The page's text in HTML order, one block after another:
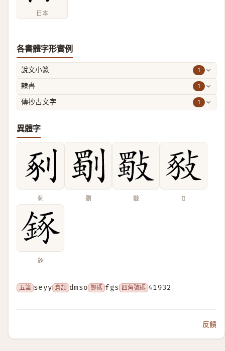
日本
各書體字形實例
說文小篆 1
隸書 1
傳抄古文字 1
異體字
剢 劅 斀 𢽚
𨧧
五筆 seyy 倉頡 dmso 鄭碼 fgs 四角號碼 41932
反饋